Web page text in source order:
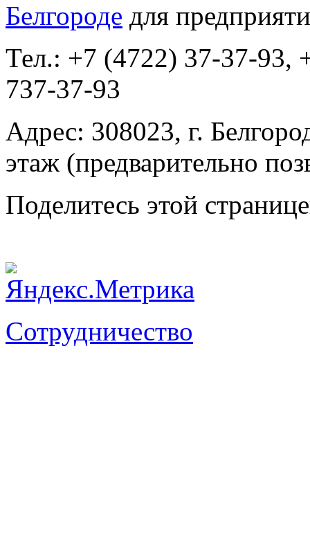
Белгороде для
Тел.: +7 (4722) 37-37-93,
737-37-93
Адрес: 308023, г.
этаж (предварительно
Поделитесь этой
Сотрудничество